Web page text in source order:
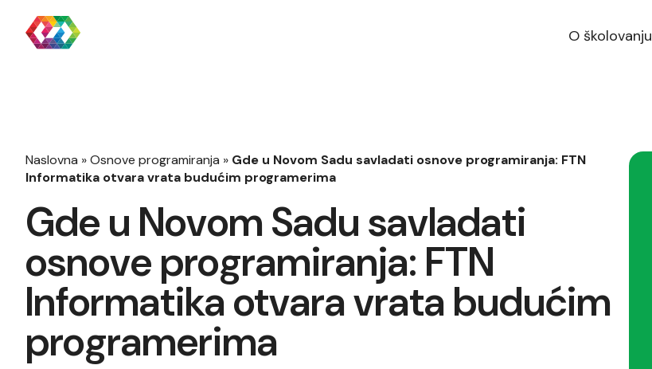
O školovanju
Naslovna »Osnove programiranja » Gde u Novom Sadu savladati osnove programiranja: FTN
Informatika otvara vrata budućim programerima
Gde u Novom Sadu savladati
osnove programiranja: FTN
Informatika otvara vrata budućim
programerima